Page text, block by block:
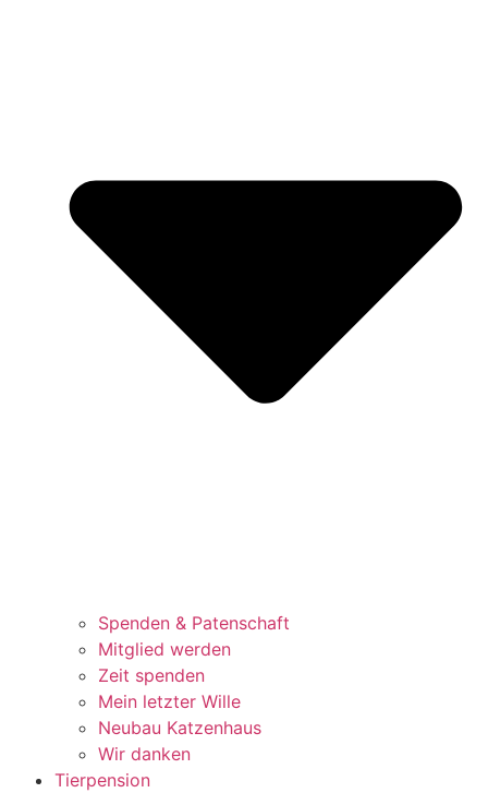
Spenden & Patenschaft
Mitglied werden
Zeit spenden
Mein letzter Wille
Neubau Katzenhaus
Wir danken
Tierpension